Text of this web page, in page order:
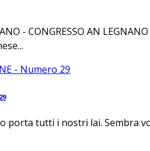
- CONGRESSO AN
porta tutti i nostri lai. Sembra